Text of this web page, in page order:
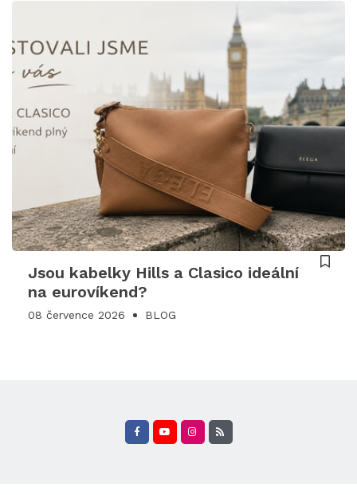
Jsou kabelky Hills a Clasico ideální
na eurovíkend?
08 července 2026 BLOG